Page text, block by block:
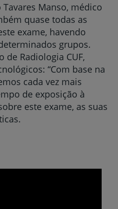
Tavares Manso, médico
quase todas as
exame, havendo
grupos.
de Radiologia CUF,
“Com base na
cada vez mais
de exposição à
este exame, as suas